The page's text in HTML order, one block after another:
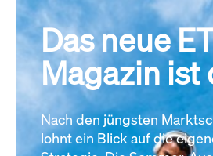
Das neue
Magazin ist
Nach den jüngsten
lohnt ein Blick auf die